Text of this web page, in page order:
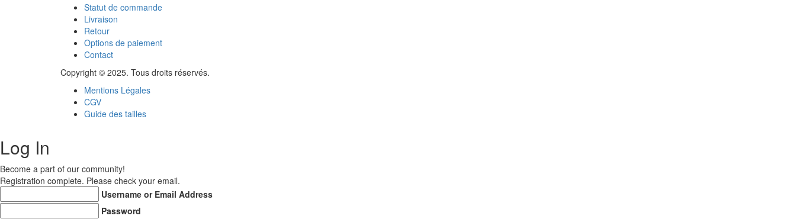
Statut de commande
Livraison
Retour
Options de paiement
Contact
Copyright © 2025. Tous droits réservés.
Mentions Légales
CGV
Guide des tailles
Log In
Become a part of our community!
Registration complete. Please check your email.
Username or Email Address
Password